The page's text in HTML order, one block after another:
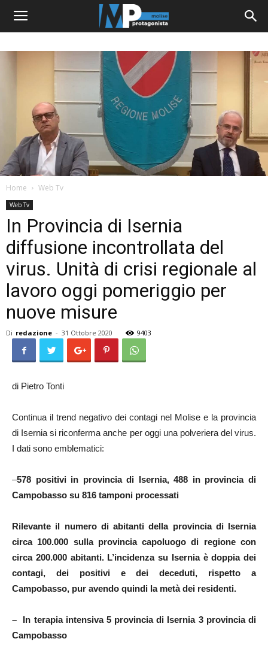
Home Web Tv
Web Tv
In Provincia di Isernia
diffusione incontrollata del
virus. Unità di crisi regionale al
lavoro oggi pomeriggio per
nuove misure
Di redazione - 31 Ottobre 2020 9403
di Pietro Tonti
Continua il trend negativo dei contagi nel Molise e la provincia
di Isernia si riconferma anche per oggi una polveriera del virus.
I dati sono emblematici:
–578 positivi in provincia di Isernia, 488 in provincia di
Campobasso su 816 tamponi processati
Rilevante il numero di abitanti della provincia di Isernia
circa 100.000 sulla provincia capoluogo di regione con
circa 200.000 abitanti. L’incidenza su Isernia è doppia dei
contagi, dei positivi e dei deceduti, rispetto a
Campobasso, pur avendo quindi la metà dei residenti.
– In terapia intensiva 5 provincia di Isernia 3 provincia di
Campobasso